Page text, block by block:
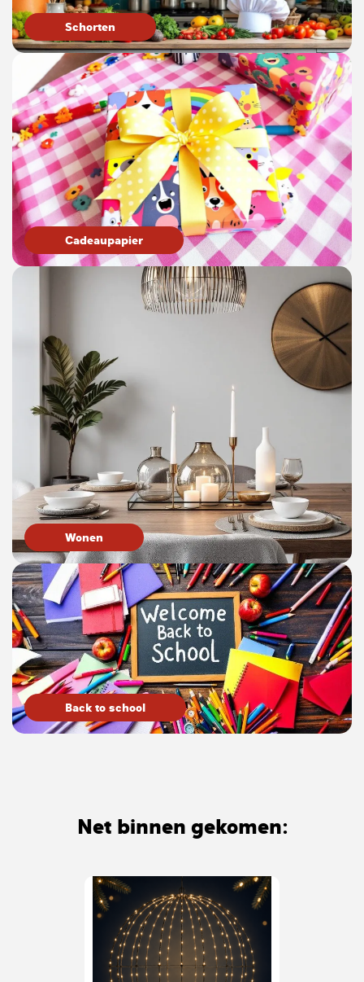
Schorten
Cadeaupapier
Wonen
Back to school
Net binnen gekomen: